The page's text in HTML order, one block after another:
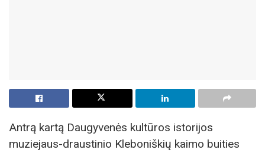
Antrą kartą Daugyvenės kultūros istorijos
muziejaus-draustinio Kleboniškių kaimo buities